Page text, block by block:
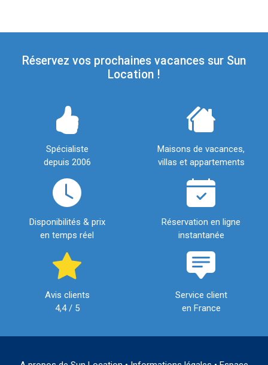
Réservez vos prochaines vacances sur Sun
Location !
Spécialiste
depuis 2006
Maisons de vacances,
villas et appartements
Disponibilités & prix
en temps réel
Réservation en ligne
instantanée
Avis clients
4,4 / 5
Service client
en France